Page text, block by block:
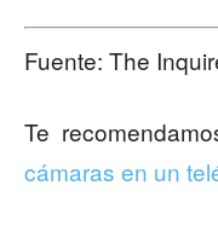
Fuente: The
Te
cámaras en un